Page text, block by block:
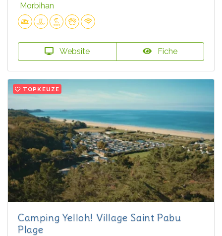
Morbihan
Website Fiche
TOPKEUZE
Camping Yelloh! Village Saint Pabu
Plage